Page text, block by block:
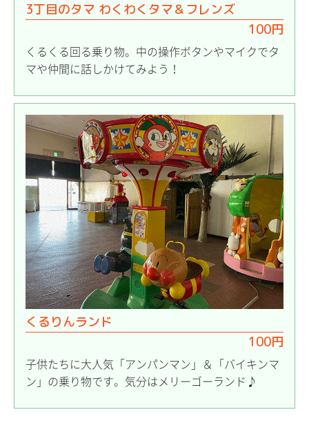
3丁目のタマ わくわくタマ＆フレンズ
100円
くるくる回る乗り物。中の操作ボタンやマイクでタ
マや仲間に話しかけてみよう！
くるりんランド
100円
子供たちに大人気「アンパンマン」＆「バイキンマ
ン」の乗り物です。気分はメリーゴーランド♪